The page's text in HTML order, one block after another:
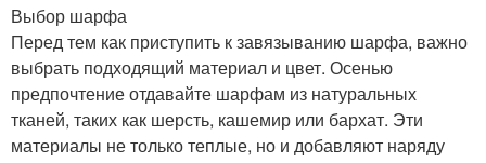
Выбор шарфа
Перед тем как приступить к завязыванию шарфа, важно
выбрать подходящий материал и цвет. Осенью
предпочтение отдавайте шарфам из натуральных
тканей, таких как шерсть, кашемир или бархат. Эти
материалы не только теплые, но и добавляют наряду